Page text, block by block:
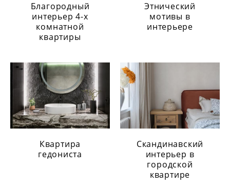
Благородный
интерьер 4-х
комнатной
квартиры
Этнический
мотивы в
интерьере
Квартира
гедониста
Скандинавский
интерьер в
городской
квартире